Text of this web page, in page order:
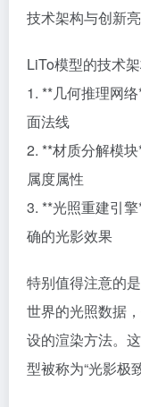
技术架构与创新
LiTo模型的技术
1. **几何推理网
面法线
2. **材质分解模
属度属性
3. **光照重建引
确的光影效果
特别值得注意的
世界的光照数据
设的渲染方法。
型被称为“光影极